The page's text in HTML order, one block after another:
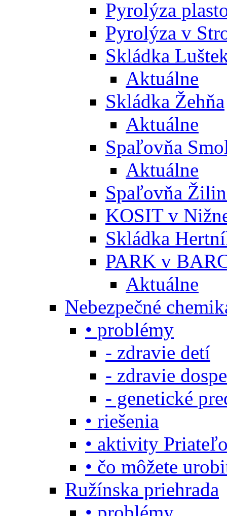
Pyrolýza
Pyrolýza v
Skládka
Aktuálne
Skládka Žehňa
Aktuálne
Spaľovňa
Aktuálne
Spaľovňa
KOSIT v
Skládka
PARK v
Aktuálne
Nebezpečné
• problémy
- zdravie detí
- zdravie
- genetické
• riešenia
• aktivity
• čo môžete
Ružínska priehrada